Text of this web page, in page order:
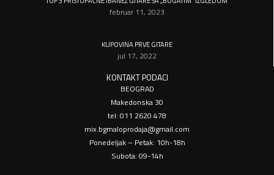
februar 11, 2023
KUPOVINA PRVE GITARE
jul 17, 2022
KONTAKT PODACI
BEOGRAD
Makedonska 30
tel: 011 2620 478
mix.bgmaloprodaja@gmail.com
Ponedeljak – Petak: 10h-18h
Subota: 09-14h